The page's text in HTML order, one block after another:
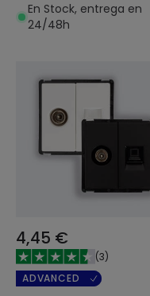
En Stock, entrega en
24/48h
4,45 €
(3)
ADVANCED